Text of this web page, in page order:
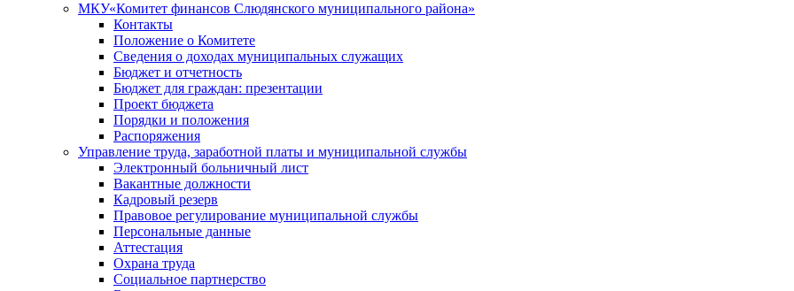
МКУ«Комитет финансов Слюдянского муниципального района»
Контакты
Положение о Комитете
Сведения о доходах муниципальных служащих
Бюджет и отчетность
Бюджет для граждан: презентации
Проект бюджета
Порядки и положения
Распоряжения
Управление труда, заработной платы и муниципальной службы
Электронный больничный лист
Вакантные должности
Кадровый резерв
Правовое регулирование муниципальной службы
Персональные данные
Аттестация
Охрана труда
Социальное партнерство